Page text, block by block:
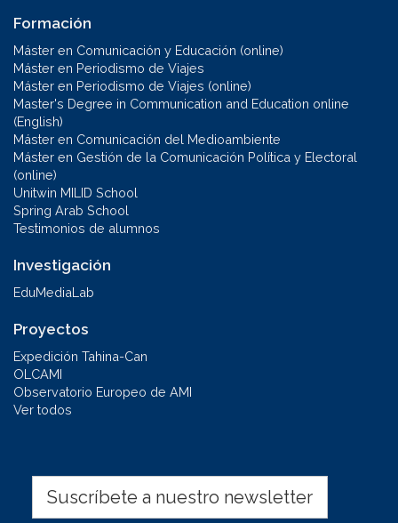
Formación
Máster en Comunicación y Educación (online)
Máster en Periodismo de Viajes
Máster en Periodismo de Viajes (online)
Master's Degree in Communication and Education online
(English)
Máster en Comunicación del Medioambiente
Máster en Gestión de la Comunicación Política y Electoral
(online)
Unitwin MILID School
Spring Arab School
Testimonios de alumnos
Investigación
EduMediaLab
Proyectos
Expedición Tahina-Can
OLCAMI
Observatorio Europeo de AMI
Ver todos
Suscríbete a nuestro newsletter